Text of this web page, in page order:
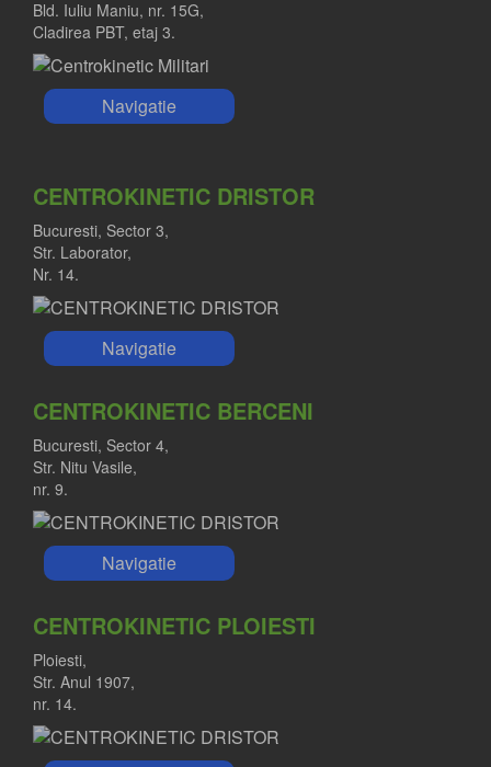
Bld. Iuliu Maniu, nr. 15G,
Cladirea PBT, etaj 3.
Navigatie
CENTROKINETIC DRISTOR
Bucuresti, Sector 3,
Str. Laborator,
Nr. 14.
Navigatie
CENTROKINETIC BERCENI
Bucuresti, Sector 4,
Str. Nitu Vasile,
nr. 9.
Navigatie
CENTROKINETIC PLOIESTI
Ploiesti,
Str. Anul 1907,
nr. 14.